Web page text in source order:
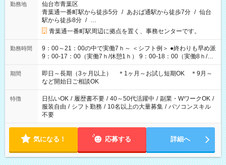
勤務地
仙台市青葉区
青葉通一番町駅から徒歩5分 / あおば通駅から徒歩7分 / 仙台
駅から徒歩8分 / …
青葉通一番町駅周辺に拠点を置く、事務センターです。
勤務時間
9：00～21：00の中で実働7ｈ～ ＜シフト例＞ ●終わりも早め派
9：00-17：00（実働7ｈ/休憩1ｈ） 9：00-18：00（実働8ｈ/休
憩1ｈ） 10：00-19：00（実働8ｈ/休憩1ｈ） ●朝ゆっくり派
11：00-20：00（実働8ｈ/休憩1ｈ） 12：00-20：00（実働7ｈ/
休憩1ｈ） 12：00-21：00（実働8ｈ/休憩1ｈ） 13：00-22：
00（実働8ｈ/休憩1ｈ） ＊時間帯固定OK
期間
即日～長期（3ヶ月以上） ＊1ヶ月～お試し短期OK ＊9月～
など開始日ご相談OK
特徴 日払いOK / 履歴書不要 / 40～50代活躍中 / 副業・WワークOK /
服装自由 / シフト勤務 / 10名以上の大量募集 / パソコンスキル
不要
気になる！ 応募する 詳細へ